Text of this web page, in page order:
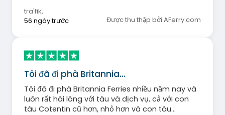
tra'fik,
56 ngày trước
Được thu thập bởi AFerry.com
Tôi đã đi phà Britannia…
Tôi đã đi phà Britannia Ferries nhiều năm nay và
luôn rất hài lòng với tàu và dịch vụ, cả với con
tàu Cotentin cũ hơn, nhỏ hơn và con tàu